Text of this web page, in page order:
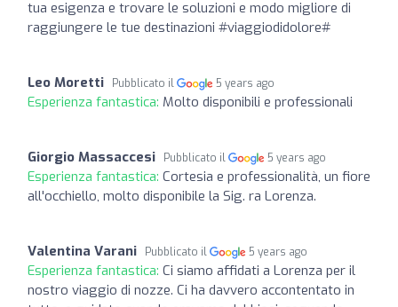
tua esigenza e trovare le soluzioni e modo migliore di
raggiungere le tue destinazioni #viaggiodidolore#
Leo Moretti Pubblicato il 5 years ago
Esperienza fantastica: Molto disponibili e professionali
Giorgio Massaccesi Pubblicato il 5 years ago
Esperienza fantastica: Cortesia e professionalità, un fiore
all'occhiello, molto disponibile la Sig. ra Lorenza.
Valentina Varani Pubblicato il 5 years ago
Esperienza fantastica: Ci siamo affidati a Lorenza per il
nostro viaggio di nozze. Ci ha davvero accontentato in